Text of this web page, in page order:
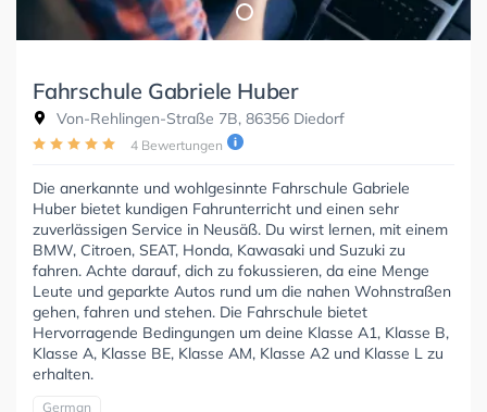
Fahrschule Gabriele Huber
Von-Rehlingen-Straße 7B, 86356 Diedorf
4 Bewertungen
Die anerkannte und wohlgesinnte Fahrschule Gabriele
Huber bietet kundigen Fahrunterricht und einen sehr
zuverlässigen Service in Neusäß. Du wirst lernen, mit einem
BMW, Citroen, SEAT, Honda, Kawasaki und Suzuki zu
fahren. Achte darauf, dich zu fokussieren, da eine Menge
Leute und geparkte Autos rund um die nahen Wohnstraßen
gehen, fahren und stehen. Die Fahrschule bietet
Hervorragende Bedingungen um deine Klasse A1, Klasse B,
Klasse A, Klasse BE, Klasse AM, Klasse A2 und Klasse L zu
erhalten.
German